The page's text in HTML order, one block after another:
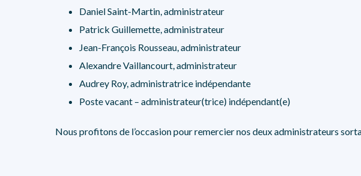
Daniel Saint-Martin, administrateur
Patrick Guillemette, administrateur
Jean-François Rousseau, administrateur
Alexandre Vaillancourt, administrateur
Audrey Roy, administratrice indépendante
Poste vacant – administrateur(trice) indépendant(e)
Nous profitons de l’occasion pour remercier nos deux administrateurs